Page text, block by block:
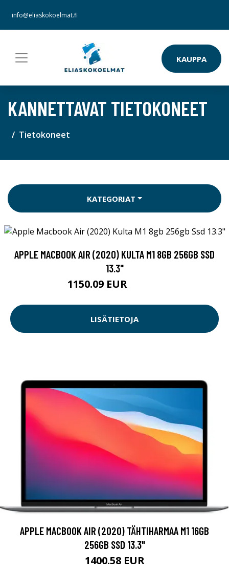
info@eliaskokoelmat.fi
KAUPPA
KANNETTAVAT TIETOKONEET
Tietokoneet
KATEGORIAT
APPLE MACBOOK AIR (2020) KULTA M1 8GB 256GB SSD
13.3"
1150.09 EUR
LISÄTIETOJA
APPLE MACBOOK AIR (2020) TÄHTIHARMAA M1 16GB
256GB SSD 13.3"
1400.58 EUR